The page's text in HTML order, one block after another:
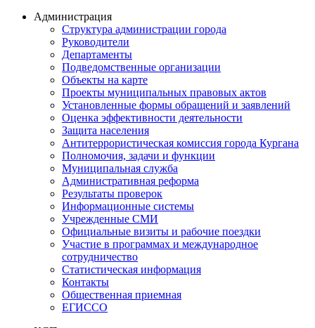
Администрация
Структура администрации города
Руководители
Департаменты
Подведомственные организации
Объекты на карте
Проекты муниципальных правовых актов
Установленные формы обращений и заявлений
Оценка эффективности деятельности
Защита населения
Антитеррористическая комиссия города Кургана
Полномочия, задачи и функции
Муниципальная служба
Административная реформа
Результаты проверок
Информационные системы
Учрежденные СМИ
Официальные визиты и рабочие поездки
Участие в программах и международное
сотрудничество
Статистическая информация
Контакты
Общественная приемная
ЕГИССО